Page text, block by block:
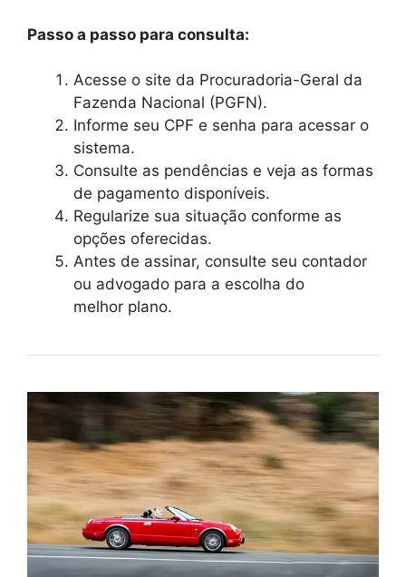
Passo a passo para consulta:
Acesse o site da Procuradoria-Geral da
Fazenda Nacional (PGFN).
Informe seu CPF e senha para acessar o
sistema.
Consulte as pendências e veja as formas
de pagamento disponíveis.
Regularize sua situação conforme as
opções oferecidas.
Antes de assinar, consulte seu contador
ou advogado para a escolha do
melhor plano.